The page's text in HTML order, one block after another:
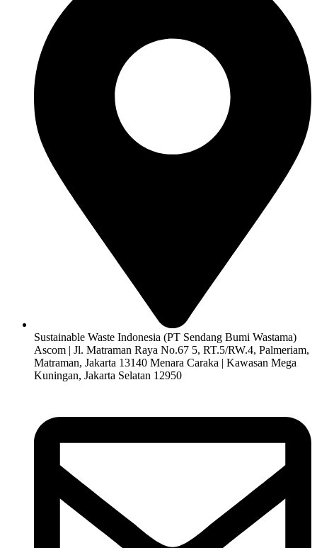
Sustainable Waste Indonesia (PT Sendang Bumi Wastama)
Ascom | Jl. Matraman Raya No.67 5, RT.5/RW.4, Palmeriam,
Matraman, Jakarta 13140 Menara Caraka | Kawasan Mega
Kuningan, Jakarta Selatan 12950